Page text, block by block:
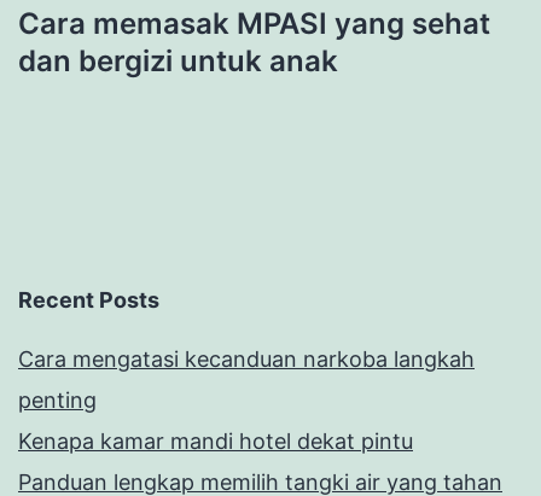
Cara memasak MPASI yang sehat
dan bergizi untuk anak
Recent Posts
Cara mengatasi kecanduan narkoba langkah
penting
Kenapa kamar mandi hotel dekat pintu
Panduan lengkap memilih tangki air yang tahan